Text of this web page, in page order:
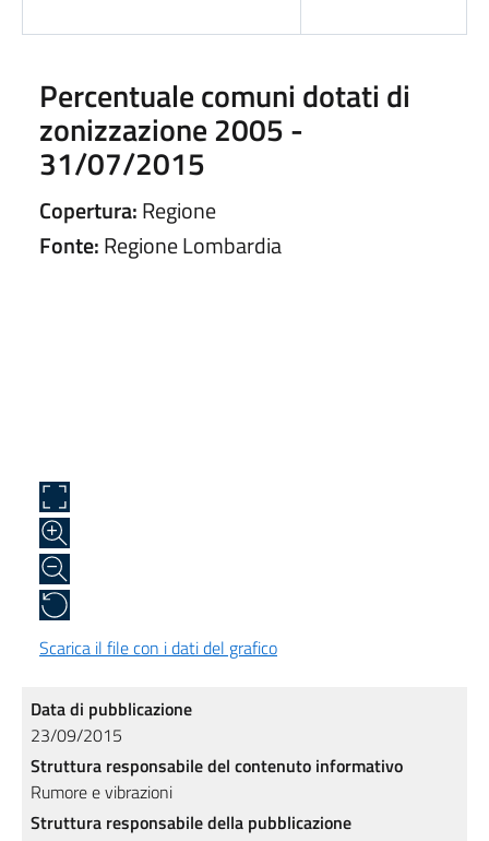
Percentuale comuni dotati di
zonizzazione 2005 -
31/07/2015
Copertura:Regione
Fonte:Regione Lombardia
Scarica il file con i dati del grafico
Data di pubblicazione
23/09/2015
Struttura responsabile del contenuto informativo
Rumore e vibrazioni
Struttura responsabile della pubblicazione